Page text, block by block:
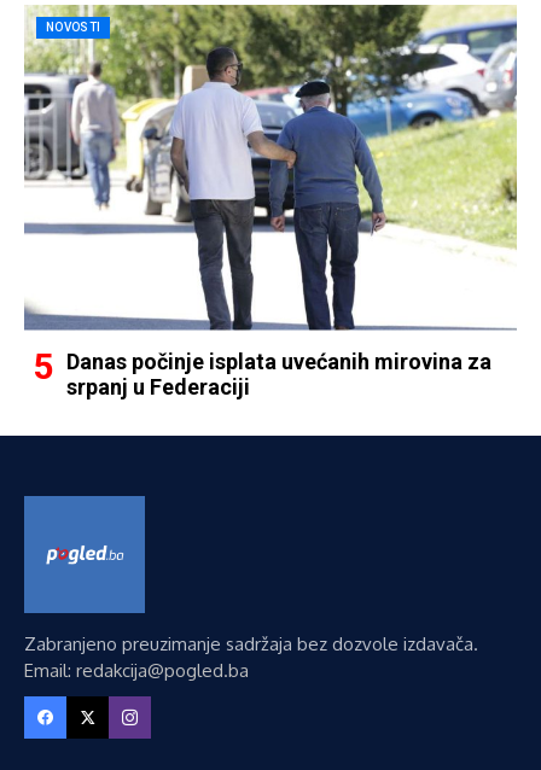
NOVOSTI
Danas počinje isplata uvećanih mirovina za
srpanj u Federaciji
Zabranjeno preuzimanje sadržaja bez dozvole izdavača.
Email: redakcija@pogled.ba